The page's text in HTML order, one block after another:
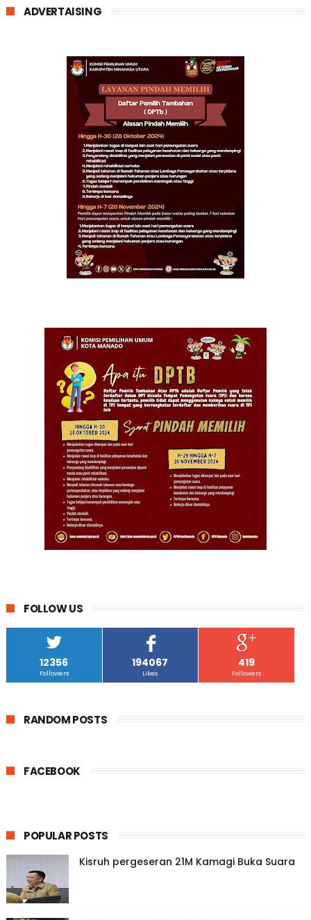
ADVERTAISING
FOLLOW US
12356
Followers
194067
Likes
419
Followers
RANDOM POSTS
FACEBOOK
POPULAR POSTS
Kisruh pergeseran 21M Kamagi Buka Suara